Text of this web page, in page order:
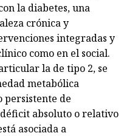
la diabetes, una
crónica y
integradas y
como en el social.
la de tipo 2, se
metabólica
persistente de
absoluto o relativo
asociada a